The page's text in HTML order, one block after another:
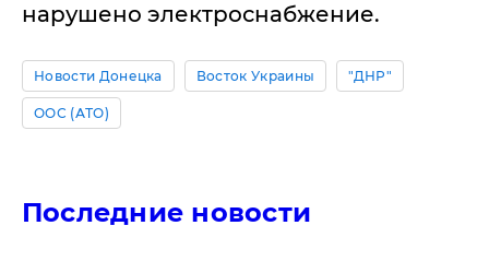
нарушено электроснабжение.
Новости Донецка Восток Украины "ДНР"
ООС (АТО)
Последние новости